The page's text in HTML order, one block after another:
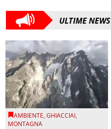
ULTIME NEWS
AMBIENTE,GHIACCIAI,
MONTAGNA